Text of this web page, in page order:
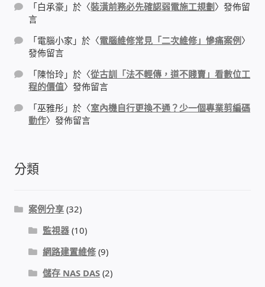
網路 工具 軟體 手冊
監視器安裝維修
監視器DIY
監視器租賃方案
昇銳電子(HI SHARP)智慧科技
鎧鋒企業(KCA)智能監視系統
太陽能系統監視器
監視器 信和 TBC 固定IP
「白承豪 」於〈裝潢前務必先確認弱電施工規劃 〉發佈留
言
「電腦小家 」於〈電腦維修常見「二次維修」慘痛案例 〉
發佈留言
「陳怡玲 」於〈從古訓「法不輕傳，道不賤賣」看數位工
程的價值〉發佈留言
「巫雅彤 」於〈室內機自行更換不通？少一個專業剪編碼
動作〉發佈留言
分類
案例分享 (32)
監視器 (10)
網路建置維修 (9)
儲存 NAS DAS (2)